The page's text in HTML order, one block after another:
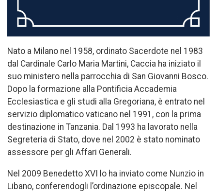
Nato a Milano nel 1958, ordinato Sacerdote nel 1983
dal Cardinale Carlo Maria Martini, Caccia ha iniziato il
suo ministero nella parrocchia di San Giovanni Bosco.
Dopo la formazione alla Pontificia Accademia
Ecclesiastica e gli studi alla Gregoriana, è entrato nel
servizio diplomatico vaticano nel 1991, con la prima
destinazione in Tanzania. Dal 1993 ha lavorato nella
Segreteria di Stato, dove nel 2002 è stato nominato
assessore per gli Affari Generali.
Nel 2009 Benedetto XVI lo ha inviato come Nunzio in
Libano, conferendogli l’ordinazione episcopale. Nel